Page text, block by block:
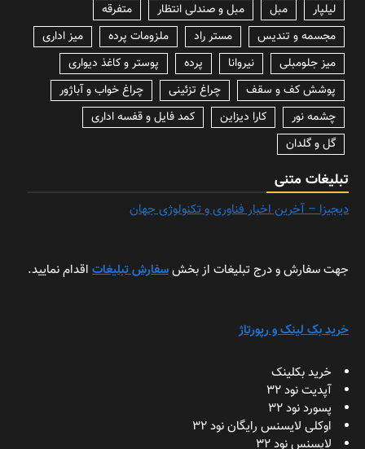
لیلپار
مبل مبل و صندلی انتظار
متفرقه
مجسمه و تندیس
مستر راد ملزومات پرده
میز اداری
میز جلومبلی
نیروانا پرده
پوستر و کاغذ دیواری
پوشش کف و سقف
چراغ تزئینی
چراغ خواب و آباژور
چشمه نور
کارا دیزاین
کمد فایل و قفسه اداری
گل و گلدان
تبلیغات متنی
دیجیزا – آخرین اخبار فناوری و تکنولوژی جهان
جهت سفارش و درج تبلیغات از بخشسفارش تبلیغات اقدام نمایید.
خرید بک لینک و رپورتاژ
خرید بکلینک
آپدیت نود 32
پسورد نود 32
اوکلی لایسنس رایگان نود 32
لایسنس نود 32